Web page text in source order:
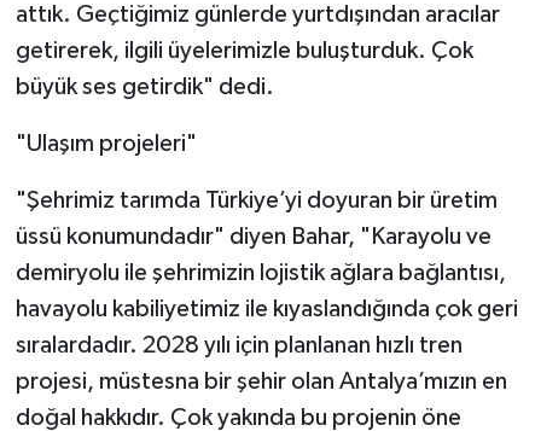
attık. Geçtiğimiz günlerde yurtdışından aracılar
getirerek, ilgili üyelerimizle buluşturduk. Çok
büyük ses getirdik" dedi.
"Ulaşım projeleri"
"Şehrimiz tarımda Türkiye’yi doyuran bir üretim
üssü konumundadır" diyen Bahar, "Karayolu ve
demiryolu ile şehrimizin lojistik ağlara bağlantısı,
havayolu kabiliyetimiz ile kıyaslandığında çok geri
sıralardadır. 2028 yılı için planlanan hızlı tren
projesi, müstesna bir şehir olan Antalya’mızın en
doğal hakkıdır. Çok yakında bu projenin öne